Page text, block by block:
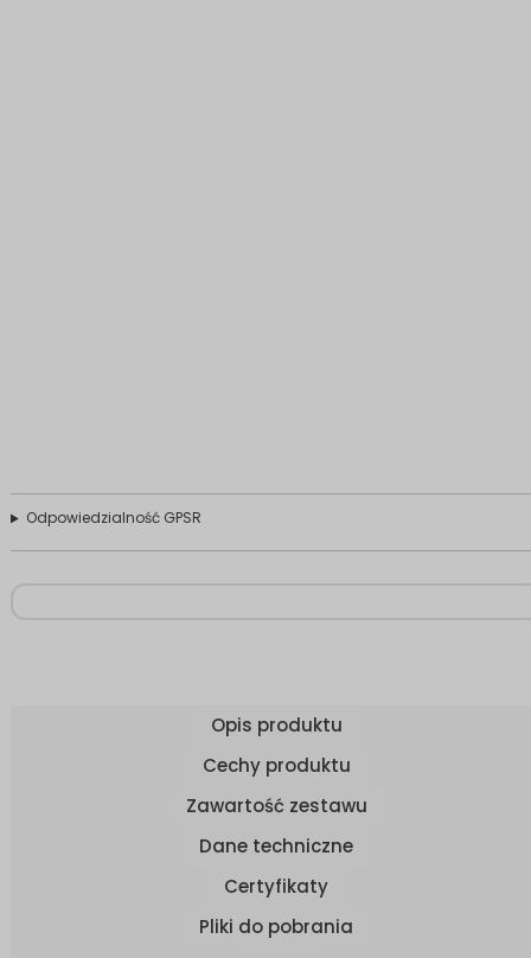
Odpowiedzialność GPSR
Opis produktu
Cechy produktu
Zawartość zestawu
Dane techniczne
Certyfikaty
Pliki do pobrania